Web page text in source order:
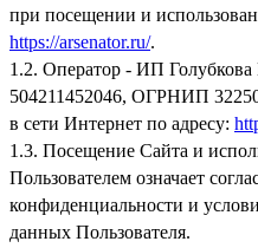
при посещении и
https://arsenator.ru/.
1.2. Оператор - ИП
504211452046, ОГРНИП
в сети Интернет по адресу:
1.3. Посещение Сайта и
Пользователем означает
конфиденциальности и
данных Пользователя.